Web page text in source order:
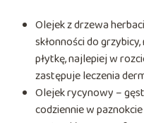
Olejek z drzewa
skłonności do
płytkę, najlepiej w
zastępuje leczenia
Olejek rycynowy –
codziennie w